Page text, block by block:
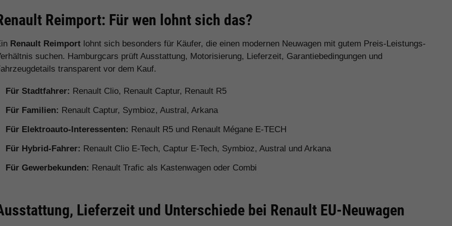
Reimport: Für wen lohnt sich das?
Renault Reimport lohnt sich besonders für Käufer, die einen modernen Neuwagen mit gutem Preis-Leistungs-
suchen. Hamburgcars prüft Ausstattung, Motorisierung, Lieferzeit, Garantiebedingungen und
transparent vor dem Kauf.
Für Stadtfahrer: Renault Clio, Renault Captur, Renault R5
Für Familien: Renault Captur, Symbioz, Austral, Arkana
Für Elektroauto-Interessenten: Renault R5 und Renault Mégane E-TECH
Für Hybrid-Fahrer: Renault Clio E-Tech, Captur E-Tech, Symbioz, Austral und Arkana
Für Gewerbekunden: Renault Trafic als Kastenwagen oder Combi
Lieferzeit und Unterschiede bei Renault EU-Neuwagen